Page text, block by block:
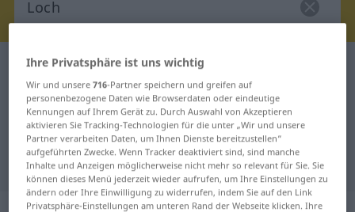
Deutsch-Slowenisch Wörterbuch
Deutsch-Slowenisch Übersetzung
für "Loch"
"Loch" Slowenisch Übersetzung
Ihre Privatsphäre ist uns wichtig
Wir und unsere716-Partner speichern und greifen auf
personenbezogene Daten wie Browserdaten oder eindeutige
Kennungen auf Ihrem Gerät zu. Durch Auswahl von Akzeptieren
aktivieren Sie Tracking-Technologien für die unter „Wir und unsere
Partner verarbeiten Daten, um Ihnen Dienste bereitzustellen“
aufgeführten Zwecke. Wenn Tracker deaktiviert sind, sind manche
Inhalte und Anzeigen möglicherweise nicht mehr so relevant für Sie. Sie
können dieses Menü jederzeit wieder aufrufen, um Ihre Einstellungen zu
ändern oder Ihre Einwilligung zu widerrufen, indem Sie auf den Link
Privatsphäre-Einstellungen am unteren Rand der Webseite klicken. Ihre